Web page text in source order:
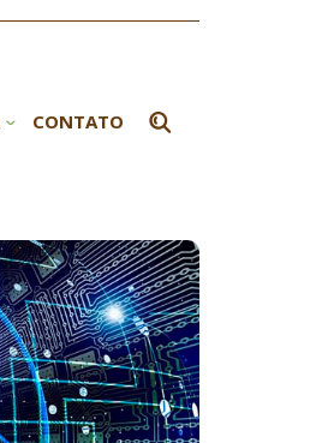
CONTATO